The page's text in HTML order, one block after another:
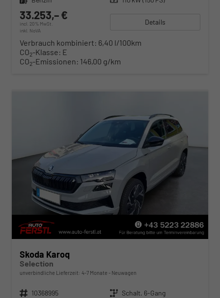
33.253,– €
incl. 20% MwSt.
inkl. NoVA
Details
Verbrauch kombiniert: 6,40 l/100km
CO2-Klasse: E
CO2-Emissionen: 146,00 g/km
Skoda Karoq
Selection
unverbindliche Lieferzeit: 4-7 Monate Neuwagen
Fahrzeugnr. 10368995 Getriebe Schalt. 6-Gang